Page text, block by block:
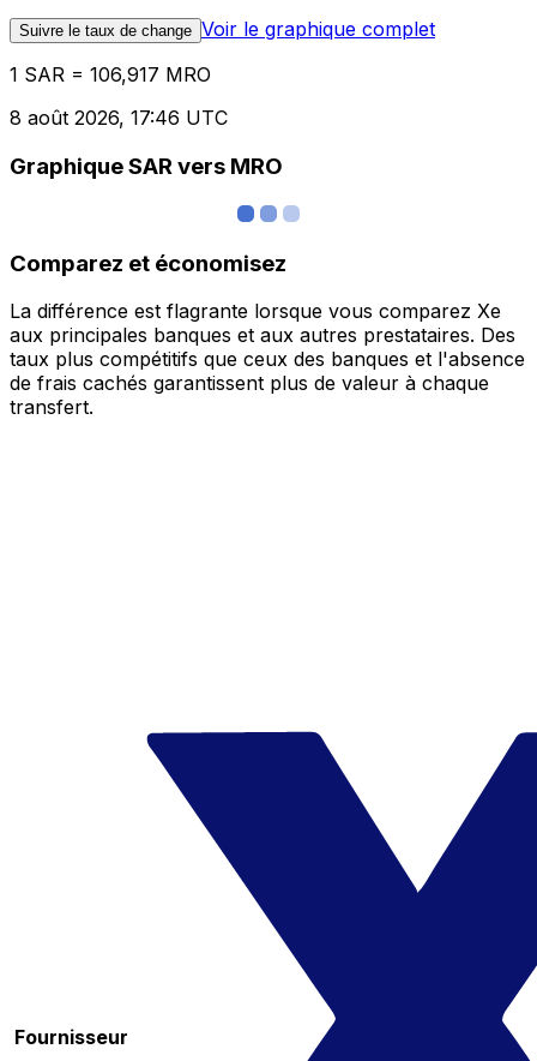
Suivre le taux de change Voir le graphique complet
1 SAR = 106,917 MRO
8 août 2026, 17:46 UTC
Graphique SAR vers MRO
Comparez et économisez
La différence est flagrante lorsque vous comparez Xe
aux principales banques et aux autres prestataires. Des
taux plus compétitifs que ceux des banques et l'absence
de frais cachés garantissent plus de valeur à chaque
transfert.
Fournisseur